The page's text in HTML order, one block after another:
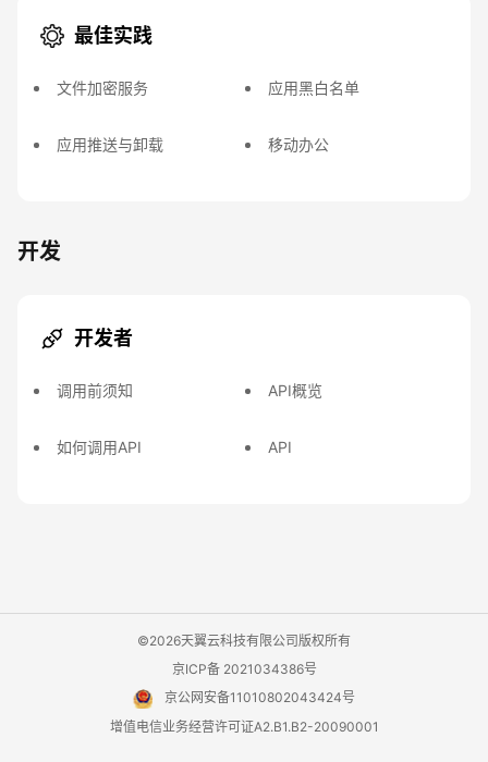
最佳实践
文件加密服务 应用黑白名单
应用推送与卸载 移动办公
开发
开发者
调用前须知 API概览
如何调用API API
©2026天翼云科技有限公司版权所有
京ICP备 2021034386号
京公网安备11010802043424号
增值电信业务经营许可证A2.B1.B2-20090001